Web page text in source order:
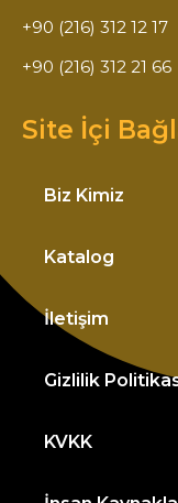
+90 (216) 312 12 17
+90 (216) 312 21 66
Site İçi
Biz Kimiz
Katalog
İletişim
Gizlilik
KVKK